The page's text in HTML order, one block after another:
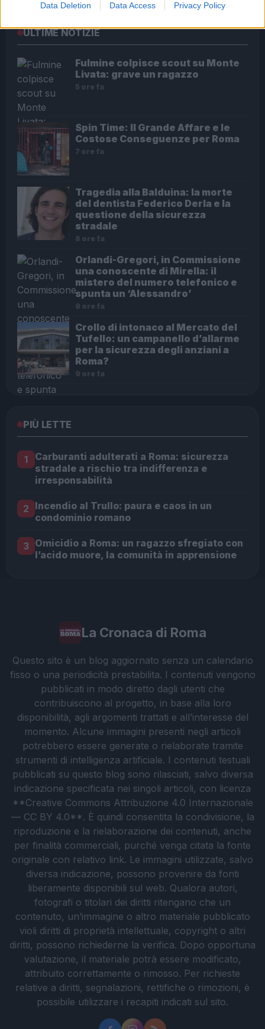
Data Deletion Data Access Privacy Policy
ULTIME NOTIZIE
Fulmine colpisce scout su Monte
Livata: grave un ragazzo
5 ore fa
Spin Time: Il Grande Affare e le
Costose Conseguenze per Roma
7 ore fa
Tragedia alla Balduina: la morte
del dentista Federico Derla e la
questione della sicurezza
stradale
8 ore fa
Orlandi-Gregori, in Commissione
una conoscente di Mirella: il
mistero del numero telefonico e
spunta un ‘Alessandro’
9 ore fa
Crollo di intonaco al Mercato del
Tufello: un campanello d’allarme
per la sicurezza degli anziani a
Roma?
9 ore fa
PIÙ LETTE
1
Carburanti adulterati a Roma: sicurezza
stradale a rischio tra indifferenza e
irresponsabilità
2 Incendio al Trullo: paura e caos in un
condominio romano
3 Omicidio a Roma: un ragazzo sfregiato con
l’acido muore, la comunità in apprensione
La Cronaca di Roma
Questo sito è un blog aggiornato senza un calendario
fisso o una periodicità prestabilita. I contenuti vengono
pubblicati in modo diretto dagli utenti che
contribuiscono al progetto, in base alla loro
disponibilità, agli argomenti trattati e all’interesse del
momento. Alcune immagini presenti negli articoli
potrebbero essere generate o rielaborate tramite
strumenti di intelligenza artificiale. I contenuti testuali
pubblicati su questo blog sono rilasciati, salvo diversa
indicazione specificata nei singoli articoli, con licenza
**Creative Commons Attribuzione 4.0 Internazionale
— CC BY 4.0**. È quindi consentita la condivisione, la
riproduzione e la rielaborazione dei contenuti, anche
per finalità commerciali, purché venga citata la fonte
originale con relativo link. Le immagini utilizzate, salvo
diversa indicazione, possono provenire da fonti
liberamente disponibili sul web. Qualora autori,
fotografi o titolari dei diritti ritengano che un
contenuto, un’immagine o altro materiale pubblicato
violi diritti di proprietà intellettuale, copyright o altri
diritti, possono richiederne la verifica. Dopo opportuna
valutazione, il materiale potrà essere modificato,
attribuito correttamente o rimosso. Per richieste
relative a diritti, segnalazioni, rettifiche o rimozioni, è
possibile utilizzare i recapiti indicati sul sito.